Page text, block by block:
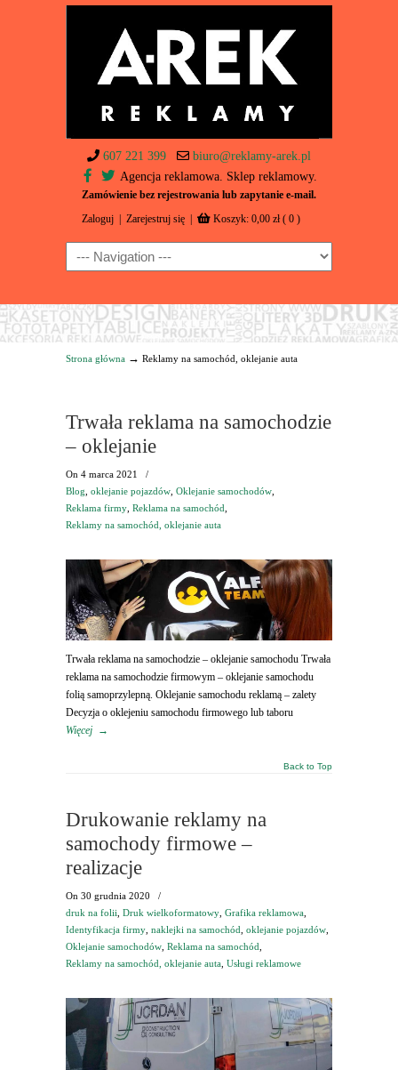
607 221 399
biuro@reklamy-arek.pl
Agencja reklamowa. Sklep reklamowy.
Zamówienie bez rejestrowania lub zapytanie e-mail.
Zaloguj Zarejestruj się Koszyk: 0,00 zł ( 0 )
Navigation
Strona główna → Reklamy na samochód, oklejanie auta
Trwała reklama na samochodzie
– oklejanie
On 4 marca 2021
/
Blog oklejanie pojazdów Oklejanie samochodów
Reklama firmy Reklama na samochód
Reklamy na samochód, oklejanie auta
Trwała reklama na samochodzie – oklejanie samochodu Trwała
reklama na samochodzie firmowym – oklejanie samochodu
folią samoprzylepną. Oklejanie samochodu reklamą – zalety
Decyzja o oklejeniu samochodu firmowego lub taboru
Więcej →
Back to Top
Drukowanie reklamy na
samochody firmowe –
realizacje
On 30 grudnia 2020
/
druk na folii Druk wielkoformatowy Grafika reklamowa
Identyfikacja firmy naklejki na samochód oklejanie pojazdów
Oklejanie samochodów Reklama na samochód
Reklamy na samochód, oklejanie auta Usługi reklamowe